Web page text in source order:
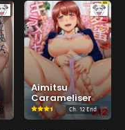
Aimitsu
Carameliser
Ch. 12 End